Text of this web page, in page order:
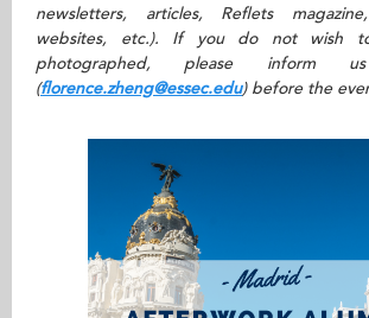
newsletters, articles, Reflets
websites, etc.). If you do not wish
photographed, please inform
(florence.zheng@essec.edu)before the